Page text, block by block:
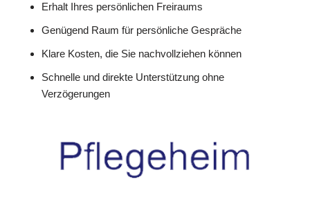
Erhalt Ihres persönlichen Freiraums
Genügend Raum für persönliche Gespräche
Klare Kosten, die Sie nachvollziehen können
Schnelle und direkte Unterstützung ohne
Verzögerungen